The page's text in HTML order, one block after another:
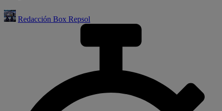
Redacción Box Repsol